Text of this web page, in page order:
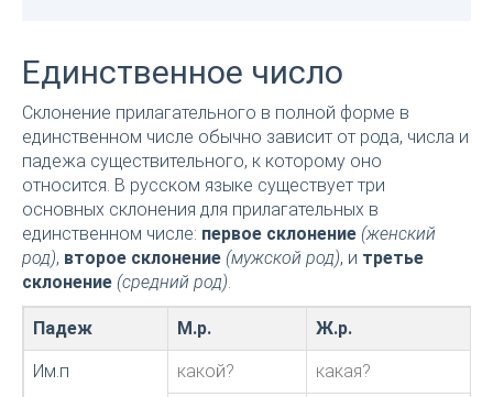
Единственное число
Склонение прилагательного в полной форме в
единственном числе обычно зависит от рода, числа и
падежа существительного, к которому оно
относится. В русском языке существует три
основных склонения для прилагательных в
единственном числе: первое склонение (женский
род), второе склонение (мужской род), и третье
склонение (средний род).
Падеж М.р. Ж.р.
Им.п какой? какая?